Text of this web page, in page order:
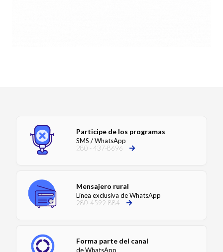
Participe de los programas
SMS / WhatsApp
280 - 437-8696
Mensajero rural
Línea exclusiva de WhatsApp
280-4592-884
Forma parte del canal
de WhatsApp